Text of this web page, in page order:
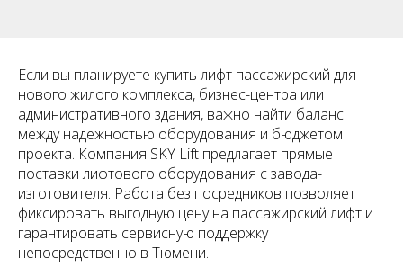
Если вы планируете купить лифт пассажирский для
нового жилого комплекса, бизнес-центра или
административного здания, важно найти баланс
между надежностью оборудования и бюджетом
проекта. Компания SKY Lift предлагает прямые
поставки лифтового оборудования с завода-
изготовителя. Работа без посредников позволяет
фиксировать выгодную цену на пассажирский лифт и
гарантировать сервисную поддержку
непосредственно в Тюмени.